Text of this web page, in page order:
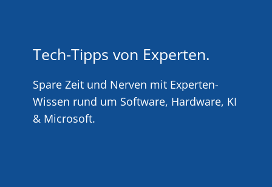
Tech-Tipps von Experten.
Spare Zeit und Nerven mit Experten-
Wissen rund um Software, Hardware, KI
& Microsoft.